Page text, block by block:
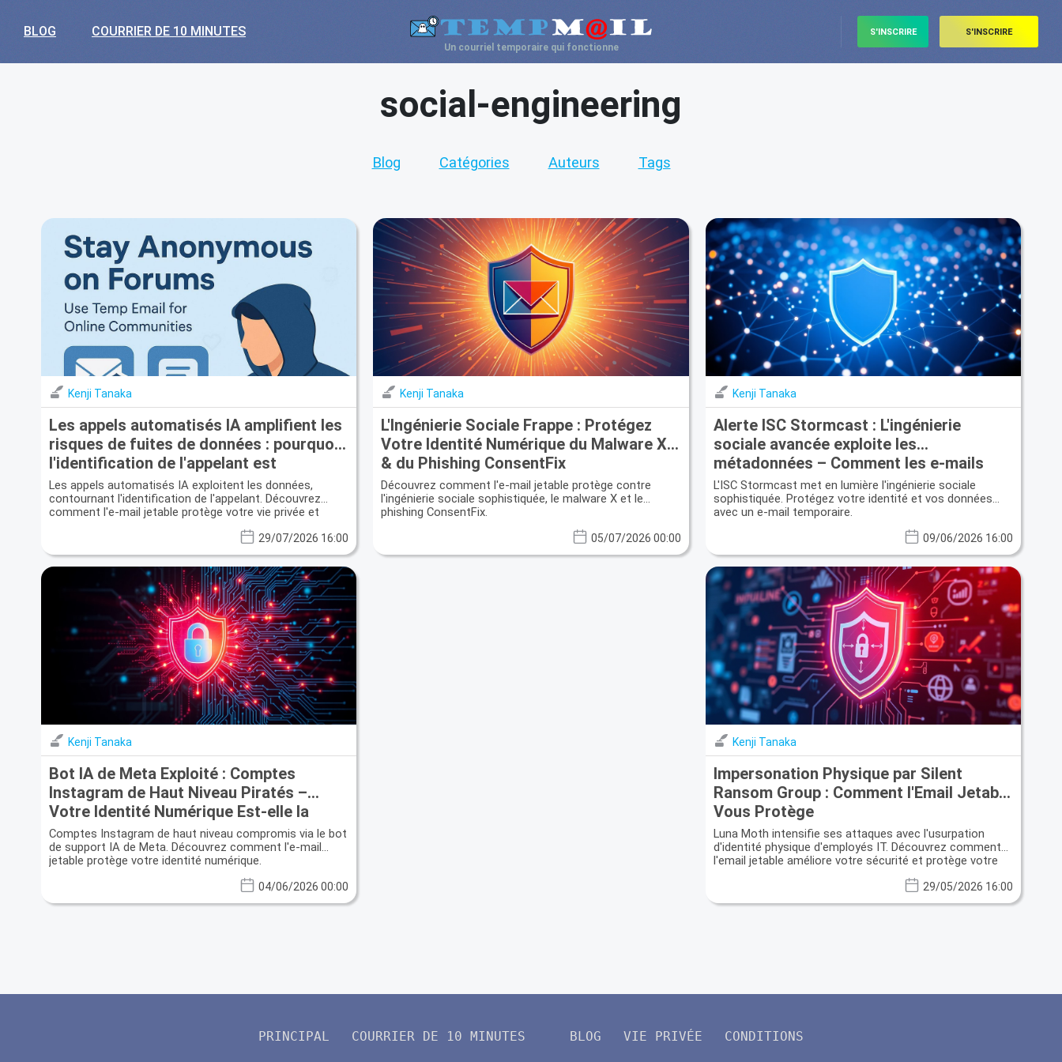
BLOG COURRIER DE 10 MINUTES
Un courriel temporaire qui fonctionne
S'INSCRIRE S'INSCRIRE
social-engineering
Blog Catégories Auteurs Tags
Kenji Tanaka
Les appels automatisés IA amplifient les
risques de fuites de données : pourquoi
l'identification de l'appelant est
insuffisante et l'e-mail temporaire est
votre bouclier
Les appels automatisés IA exploitent les données,
contournant l'identification de l'appelant. Découvrez
comment l'e-mail jetable protège votre vie privée et
29/07/2026 16:00
Kenji Tanaka
L'Ingénierie Sociale Frappe : Protégez
Votre Identité Numérique du Malware X
& du Phishing ConsentFix
Découvrez comment l'e-mail jetable protège contre
l'ingénierie sociale sophistiquée, le malware X et le
phishing ConsentFix.
05/07/2026 00:00
Kenji Tanaka
Alerte ISC Stormcast : L'ingénierie
sociale avancée exploite les
métadonnées – Comment les e-mails
jetables vous protègent
L'ISC Stormcast met en lumière l'ingénierie sociale
sophistiquée. Protégez votre identité et vos données
avec un e-mail temporaire.
09/06/2026 16:00
Kenji Tanaka
Bot IA de Meta Exploité : Comptes
Instagram de Haut Niveau Piratés –
Votre Identité Numérique Est-elle la
Prochaine ?
Comptes Instagram de haut niveau compromis via le bot
de support IA de Meta. Découvrez comment l'e-mail
jetable protège votre identité numérique.
04/06/2026 00:00
Kenji Tanaka
Impersonation Physique par Silent
Ransom Group : Comment l'Email Jetable
Vous Protège
Luna Moth intensifie ses attaques avec l'usurpation
d'identité physique d'employés IT. Découvrez comment
l'email jetable améliore votre sécurité et protège votre
29/05/2026 16:00
PRINCIPAL COURRIER DE 10 MINUTES BLOG VIE PRIVÉE CONDITIONS